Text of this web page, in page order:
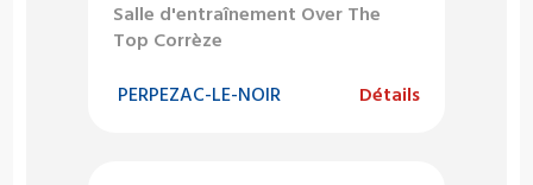
Salle d'entraînement Over The
Top Corrèze
PERPEZAC-LE-NOIR Détails